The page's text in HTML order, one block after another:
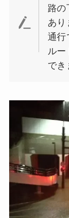
路の
あり
通行
ルー
でき